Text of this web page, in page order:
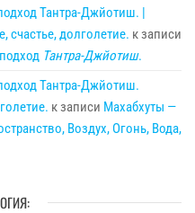
Тантра-Джйотиш. |
счастье, долголетие. к записи
Тантра-Джйотиш.
Тантра-Джйотиш.
к записи Махабхуты —
Воздух, Огонь, Вода,